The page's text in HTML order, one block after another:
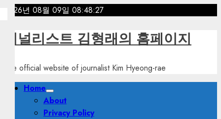
Skip
content
2026년 08월 09일 08:48:29
저널리스트 김형래의 홈페이지
The official website of journalist Kim Hyeong-rae
PrimaryHome
About
Privacy Policy